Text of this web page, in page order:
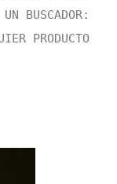
BUSCADOR:
PRODUCTO